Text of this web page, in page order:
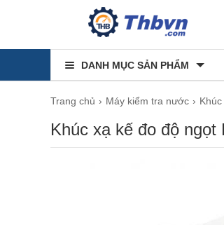
DANH MỤC SẢN PHẨM
Trang chủ Máy kiểm tra nước
Khúc xạ kế đo độ ngọt